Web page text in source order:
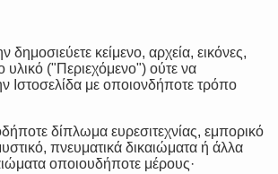
δημοσιεύετε κείμενο, αρχεία, εικόνες,
υλικό ("Περιεχόμενο") ούτε να
Ιστοσελίδα με οποιονδήποτε τρόπο
δίπλωμα ευρεσιτεχνίας, εμπορικό
πνευματικά δικαιώματα ή άλλα
οποιουδήποτε μέρους·